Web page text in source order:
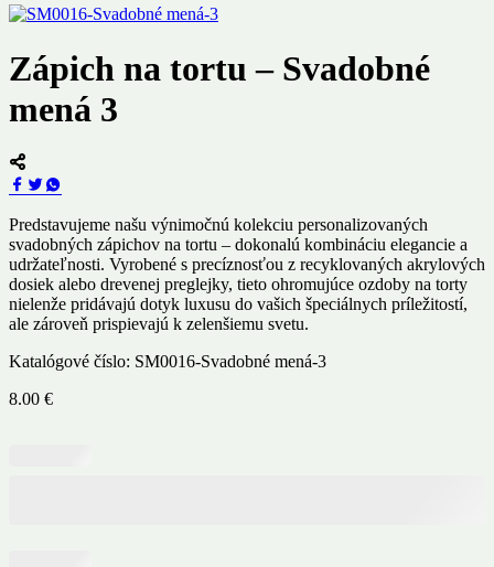
Zápich na tortu – Svadobné
mená 3
Predstavujeme našu výnimočnú kolekciu personalizovaných
svadobných zápichov na tortu – dokonalú kombináciu elegancie a
udržateľnosti. Vyrobené s precíznosťou z recyklovaných akrylových
dosiek alebo drevenej preglejky, tieto ohromujúce ozdoby na torty
nielenže pridávajú dotyk luxusu do vašich špeciálnych príležitostí,
ale zároveň prispievajú k zelenšiemu svetu.
Katalógové číslo: SM0016-Svadobné mená-3
8.00 €